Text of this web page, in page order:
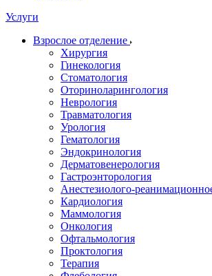
Услуги
Взрослое отделение
Хирургия
Гинекология
Стоматология
Оториноларингология
Неврология
Травматология
Урология
Гематология
Эндокринология
Дерматовенерология
Гастроэнторология
Анестезиолого-
Кардиология
Маммология
Онкология
Офтальмология
Проктология
Терапия